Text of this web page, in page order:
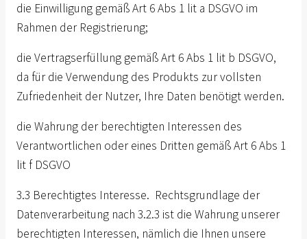
die Einwilligung gemäß Art 6 Abs 1 lit a DSGVO im
Rahmen der Registrierung;
die Vertragserfüllung gemäß Art 6 Abs 1 lit b DSGVO,
da für die Verwendung des Produkts zur vollsten
Zufriedenheit der Nutzer, Ihre Daten benötigt werden.
die Wahrung der berechtigten Interessen des
Verantwortlichen oder eines Dritten gemäß Art 6 Abs 1
lit f DSGVO
3.3 Berechtigtes Interesse. Rechtsgrundlage der
Datenverarbeitung nach 3.2.3 ist die Wahrung unserer
berechtigten Interessen, nämlich die Ihnen unsere